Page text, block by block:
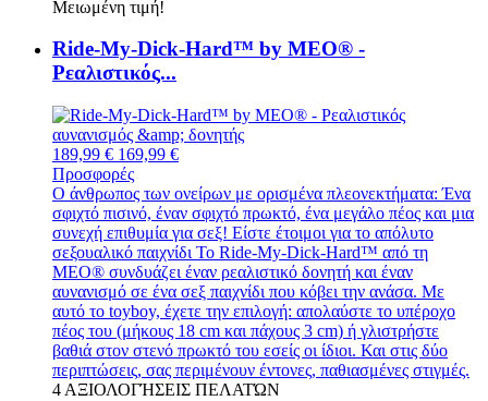
Μειωμένη τιμή!
Ride-My-Dick-Hard™ by MEO® -
Ρεαλιστικός...
189,99 € 169,99 €
Προσφορές
Ο άνθρωπος των ονείρων με ορισμένα πλεονεκτήματα: Ένα
σφιχτό πισινό, έναν σφιχτό πρωκτό, ένα μεγάλο πέος και μια
συνεχή επιθυμία για σεξ! Είστε έτοιμοι για το απόλυτο
σεξουαλικό παιχνίδι Το Ride-My-Dick-Hard™ από τη
MEO® συνδυάζει έναν ρεαλιστικό δονητή και έναν
αυνανισμό σε ένα σεξ παιχνίδι που κόβει την ανάσα. Με
αυτό το toyboy, έχετε την επιλογή: απολαύστε το υπέροχο
πέος του (μήκους 18 cm και πάχους 3 cm) ή γλιστρήστε
βαθιά στον στενό πρωκτό του εσείς οι ίδιοι. Και στις δύο
περιπτώσεις, σας περιμένουν έντονες, παθιασμένες στιγμές.
4 ΑΞΙΟΛΟΓΉΣΕΙΣ ΠΕΛΑΤΏΝ